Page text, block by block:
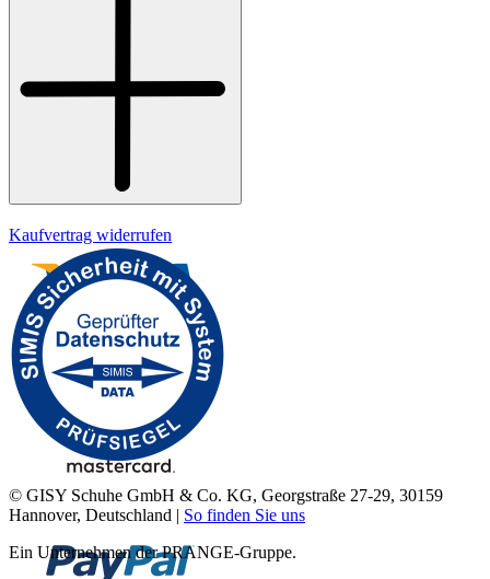
Kaufvertrag widerrufen
© GISY Schuhe GmbH & Co. KG, Georgstraße 27-29, 30159
Hannover, Deutschland | So finden Sie uns
Ein Unternehmen der PRANGE-Gruppe.